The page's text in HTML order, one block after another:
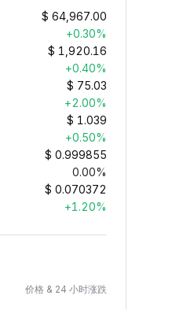
$ 64,967.00
+0.30%
$ 1,920.16
+0.40%
$ 75.03
+2.00%
$ 1.039
+0.50%
$ 0.999855
0.00%
$ 0.070372
+1.20%
价格 & 24 小时涨跌